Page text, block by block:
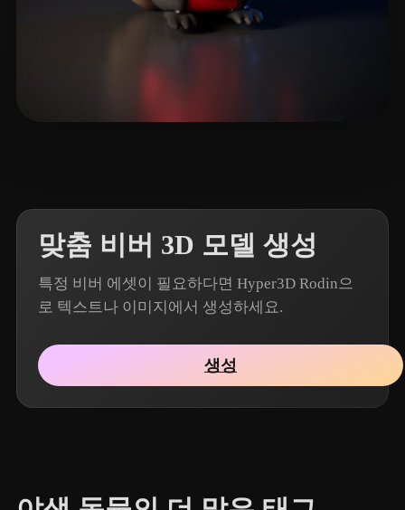
맞춤 비버 3D 모델 생성
특정 비버 에셋이 필요하다면 Hyper3D Rodin으
로 텍스트나 이미지에서 생성하세요.
생성